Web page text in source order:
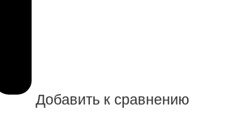
Добавить к сравнению